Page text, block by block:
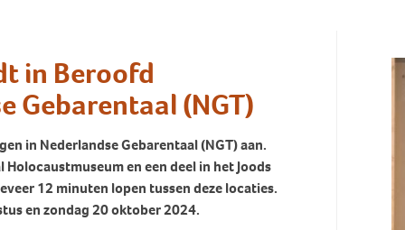
in Beroofd
Gebarentaal (NGT)
in Nederlandse Gebarentaal (NGT) aan.
en een deel in het Joods
12 minuten lopen tussen deze locaties.
en zondag 20 oktober 2024.